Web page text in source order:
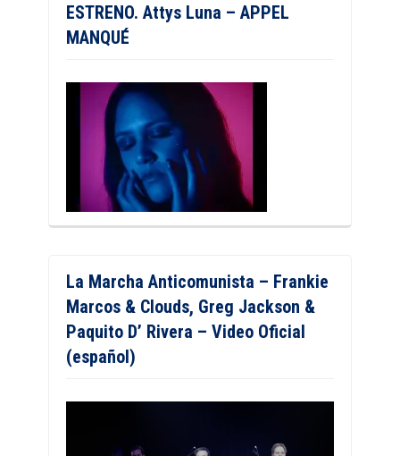
ESTRENO. Attys Luna – APPEL
MANQUÉ
La Marcha Anticomunista – Frankie
Marcos & Clouds, Greg Jackson &
Paquito D’ Rivera – Video Oficial
(español)